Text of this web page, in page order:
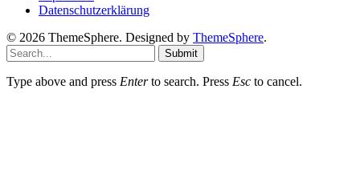
Datenschutzerklärung
© 2026 ThemeSphere. Designed by ThemeSphere.
Submit
Type above and press Enterto search. Press Esc to cancel.